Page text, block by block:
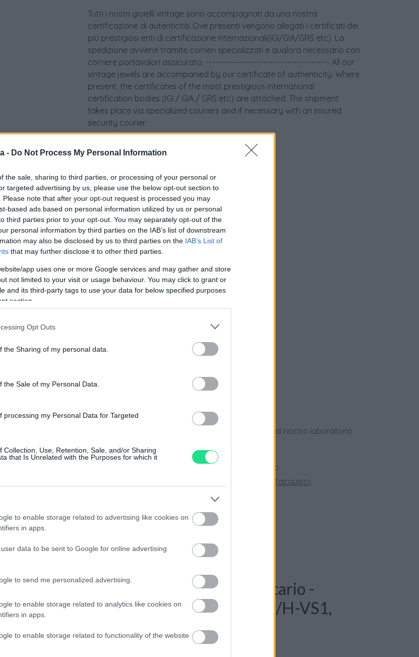
- Do Not Process My Personal Information
the sale, sharing to third parties, or processing of your personal or
targeted advertising by us, please use the below opt-out section to
Please note that after your opt-out request is processed you may
based ads based on personal information utilized by us or personal
third parties prior to your opt-out. You may separately opt-out of the
personal information by third parties on the IAB’s list of downstream
may also be disclosed by us to third parties on the IAB’s List of
that may further disclose it to other third parties.
app uses one or more Google services and may gather and store
not limited to your visit or usage behaviour. You may click to grant or
and its third-party tags to use your data for below specified purposes
section.
Opt Outs
the Sharing of my personal data.
the Sale of my Personal Data.
processing my Personal Data for Targeted
Collection, Use, Retention, Sale, and/or Sharing
that Is Unrelated with the Purposes for which it
to enable storage related to advertising like cookies on
in apps.
data to be sent to Google for online advertising
to send me personalized advertising.
to enable storage related to analytics like cookies on
in apps.
to enable storage related to functionality of the website
Tutti i nostri gioielli vintage sono accompagnati da una nostra
certificazione di autenticità. Ove presenti vengono allegati i certificati dei
più prestigiosi enti di certificazione internazionali(IGI/GIA/GRS etc). La
spedizione avviene tramite corrieri specializzati e qualora necessario con
corriere portavalori assicurato. ----------------------------------------- All our
vintage jewels are accompanied by our certificate of authenticity. Where
present, the certificates of the most prestigious international
certification bodies (IGI / GIA / GRS etc) are attached. The shipment
takes place via specialized couriers and if necessary with an insured
security courier
Politiche dei prezzi online
Caratteristiche Prodotto
Basato su 408 reviews
sui prodotti usati, verificati dal nostro laboratorio
Reso facile e gratuito
entro 28 giorni.
per ordini superiori a 150 euro.
Guida all'acquisto.
una
Caratteristiche: Anello solitario -
Brillante centrale 0.43ct. G/H-VS1,
brillanti su gambo 0,05ct.